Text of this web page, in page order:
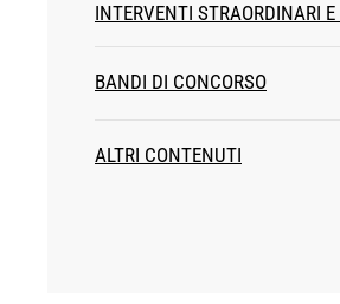
INTERVENTI STRAORDINARI
BANDI DI CONCORSO
ALTRI CONTENUTI